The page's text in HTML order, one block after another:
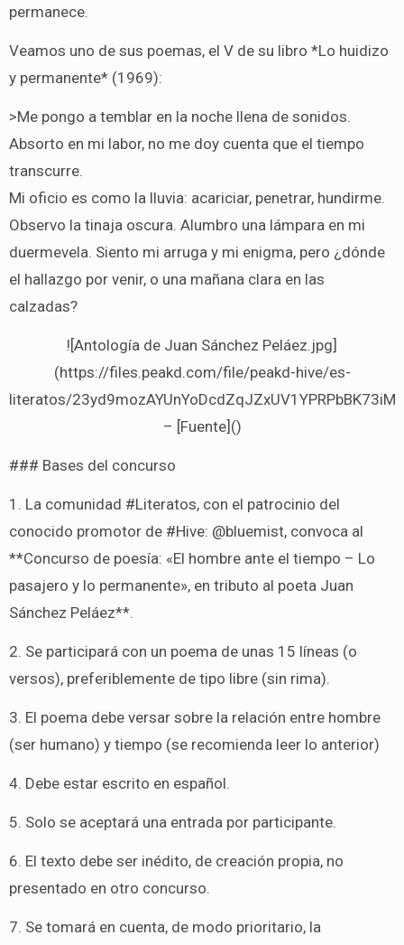
permanece.
Veamos uno de sus poemas, el V de su libro *Lo huidizo
y permanente* (1969):
>Me pongo a temblar en la noche llena de sonidos.
Absorto en mi labor, no me doy cuenta que el tiempo
transcurre.
Mi oficio es como la lluvia: acariciar, penetrar, hundirme.
Observo la tinaja oscura. Alumbro una lámpara en mi
duermevela. Siento mi arruga y mi enigma, pero ¿dónde
el hallazgo por venir, o una mañana clara en las
calzadas?
![Antología de Juan Sánchez Peláez.jpg]
(https://files.peakd.com/file/peakd-hive/es-
literatos/
– [Fuente]()
### Bases del concurso
1. La comunidad #Literatos, con el patrocinio del
conocido promotor de #Hive: @bluemist, convoca al
**Concurso de poesía: «El hombre ante el tiempo – Lo
pasajero y lo permanente», en tributo al poeta Juan
Sánchez Peláez**.
2. Se participará con un poema de unas 15 líneas (o
versos), preferiblemente de tipo libre (sin rima).
3. El poema debe versar sobre la relación entre hombre
(ser humano) y tiempo (se recomienda leer lo anterior)
4. Debe estar escrito en español.
5. Solo se aceptará una entrada por participante.
6. El texto debe ser inédito, de creación propia, no
presentado en otro concurso.
7. Se tomará en cuenta, de modo prioritario, la